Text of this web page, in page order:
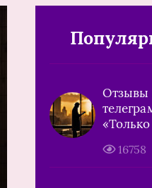
Отзывы
16758